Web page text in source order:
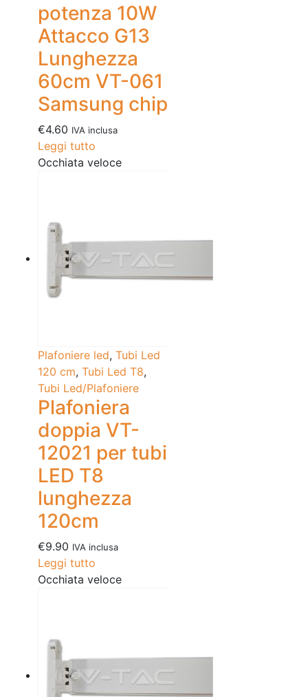
potenza 10W
Attacco G13
Lunghezza
60cm VT-061
Samsung chip
€4.60 IVA inclusa
Leggi tutto
Occhiata veloce
Plafoniere led, Tubi Led
120 cm, Tubi Led T8,
Tubi Led/Plafoniere
Plafoniera
doppia VT-
12021 per tubi
LED T8
lunghezza
120cm
€9.90 IVA inclusa
Leggi tutto
Occhiata veloce